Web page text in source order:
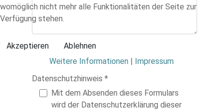
Datenschutzhinweis *
Datenschutzhinweis
Mit dem Absenden dieses Formulars
wird der Datenschutzerklärung dieser
womöglich nicht mehr alle Funktionalitäten der Seite zur
Verfügung stehen.
Akzeptieren
Ablehnen
Weitere Informationen | Impressum